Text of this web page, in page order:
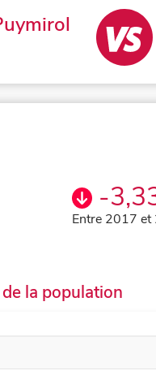
-
Entre 2017
la population